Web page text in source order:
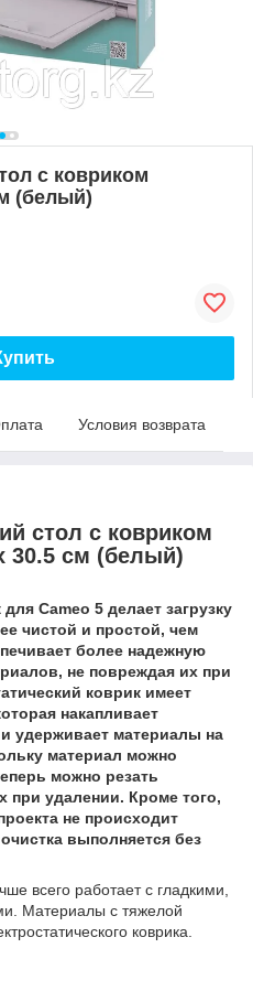
с ковриком
(белый)
Условия возврата
стол с ковриком
30.5 см (белый)
Cameo 5 делает загрузку
чистой и простой, чем
более надежную
не повреждая их при
коврик имеет
накапливает
и удерживает материалы на
материал можно
можно резать
при удалении. Кроме того,
не происходит
выполняется без
всего работает с гладкими,
Материалы с тяжелой
коврика.